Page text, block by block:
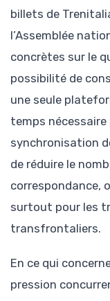
billets de
l’Assemblée
concrètes sur le
possibilité de
une seule
temps nécessaire
synchronisation
de réduire le
correspondance,
surtout pour les
transfrontaliers.
En ce qui
pression